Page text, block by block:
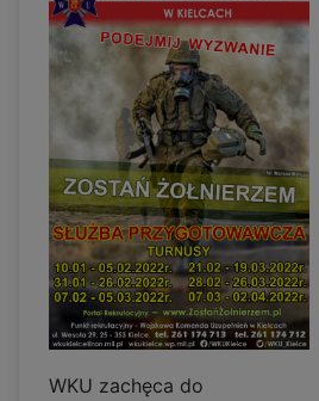
WKU zachęca do